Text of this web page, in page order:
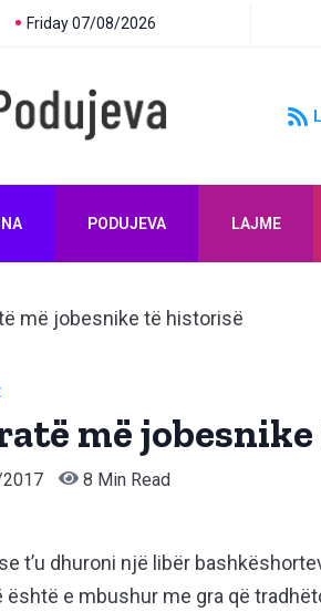
Friday 07/08/2026
PODUJEVA LAJME
më
8 Min Read
t’u dhuroni një libër
është e mbushur me gra që